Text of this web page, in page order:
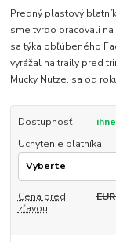
Predný plastový
sme tvrdo pracovali
sa týka obľúbeného
vyrážal na traily pred
Mucky Nutze, sa od
Dostupnosť
Uchytenie blatníka
Cena pred
zľavou